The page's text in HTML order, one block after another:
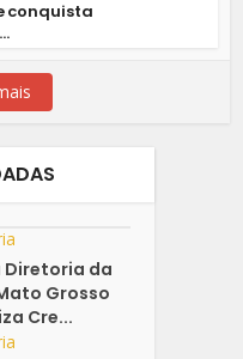
conquista
Diretoria da
Grosso
Cre...